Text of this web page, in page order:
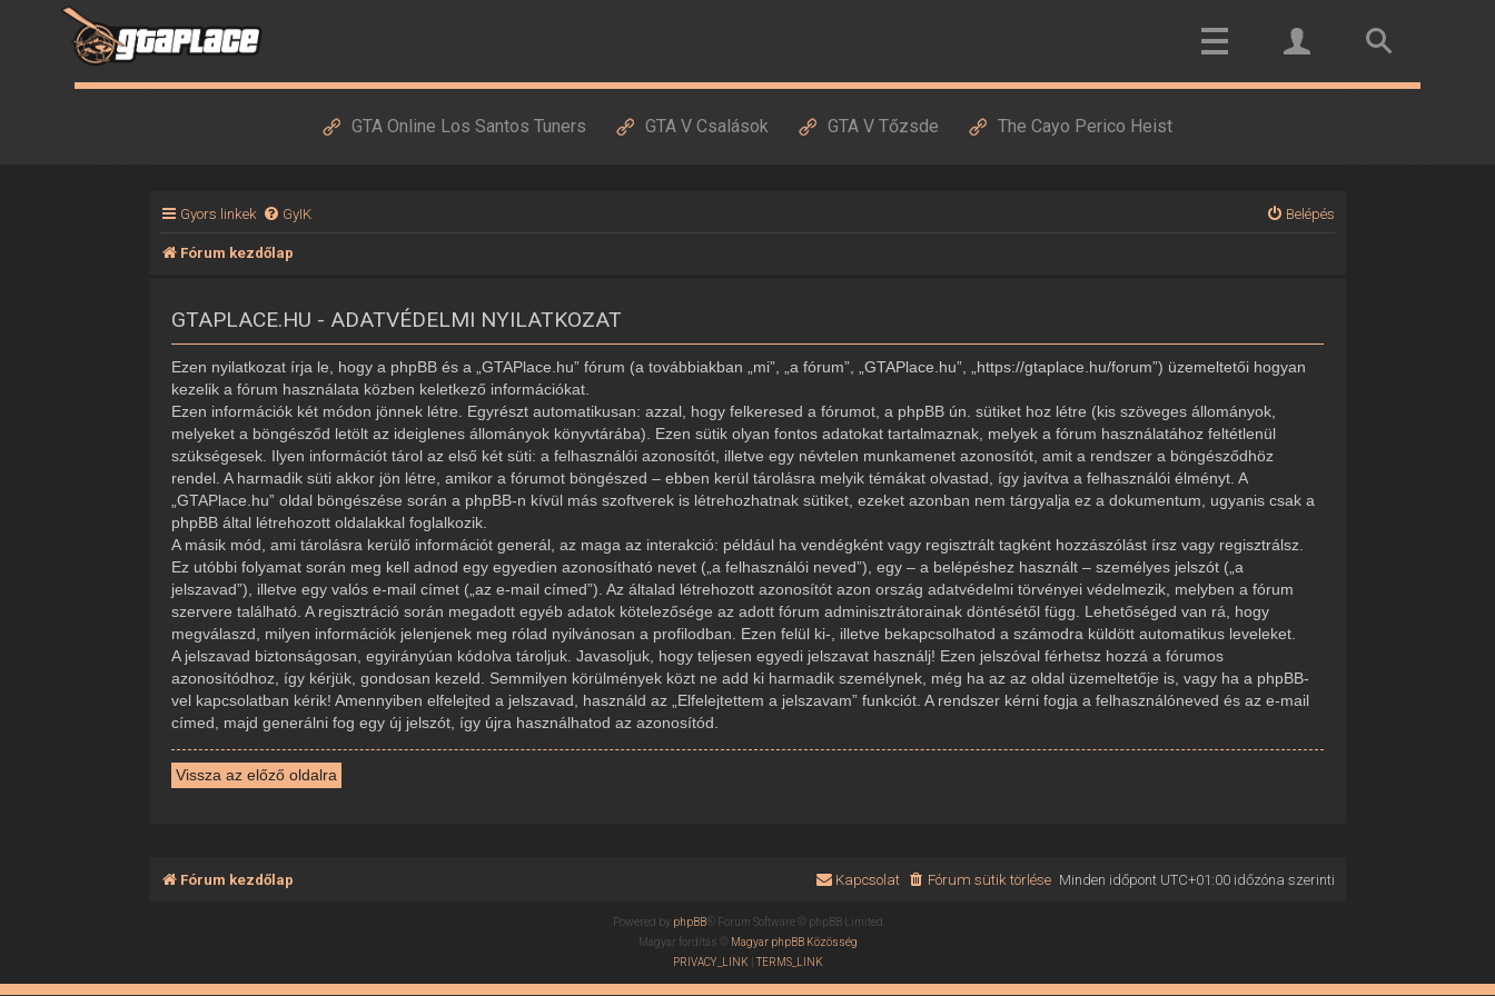
GTA Online Los Santos Tuners GTA V Csalások GTA V Tőzsde The Cayo Perico Heist
Gyors linkek GyIK Belépés
Fórum kezdőlap
GTAPLACE.HU - ADATVÉDELMI NYILATKOZAT
Ezen nyilatkozat írja le, hogy a phpBB és a „GTAPlace.hu” fórum (a továbbiakban „mi”, „a fórum”, „GTAPlace.hu”, „https://gtaplace.hu/forum”) üzemeltetői hogyan
kezelik a fórum használata közben keletkező információkat.
Ezen információk két módon jönnek létre. Egyrészt automatikusan: azzal, hogy felkeresed a fórumot, a phpBB ún. sütiket hoz létre (kis szöveges állományok,
melyeket a böngésződ letölt az ideiglenes állományok könyvtárába). Ezen sütik olyan fontos adatokat tartalmaznak, melyek a fórum használatához feltétlenül
szükségesek. Ilyen információt tárol az első két süti: a felhasználói azonosítót, illetve egy névtelen munkamenet azonosítót, amit a rendszer a böngésződhöz
rendel. A harmadik süti akkor jön létre, amikor a fórumot böngészed – ebben kerül tárolásra melyik témákat olvastad, így javítva a felhasználói élményt. A
„GTAPlace.hu” oldal böngészése során a phpBB-n kívül más szoftverek is létrehozhatnak sütiket, ezeket azonban nem tárgyalja ez a dokumentum, ugyanis csak a
phpBB által létrehozott oldalakkal foglalkozik.
A másik mód, ami tárolásra kerülő információt generál, az maga az interakció: például ha vendégként vagy regisztrált tagként hozzászólást írsz vagy regisztrálsz.
Ez utóbbi folyamat során meg kell adnod egy egyedien azonosítható nevet („a felhasználói neved”), egy – a belépéshez használt – személyes jelszót („a
jelszavad”), illetve egy valós e-mail címet („az e-mail címed”). Az általad létrehozott azonosítót azon ország adatvédelmi törvényei védelmezik, melyben a fórum
szervere található. A regisztráció során megadott egyéb adatok kötelezősége az adott fórum adminisztrátorainak döntésétől függ. Lehetőséged van rá, hogy
megválaszd, milyen információk jelenjenek meg rólad nyilvánosan a profilodban. Ezen felül ki-, illetve bekapcsolhatod a számodra küldött automatikus leveleket.
A jelszavad biztonságosan, egyirányúan kódolva tároljuk. Javasoljuk, hogy teljesen egyedi jelszavat használj! Ezen jelszóval férhetsz hozzá a fórumos
azonosítódhoz, így kérjük, gondosan kezeld. Semmilyen körülmények közt ne add ki harmadik személynek, még ha az az oldal üzemeltetője is, vagy ha a phpBB-
vel kapcsolatban kérik! Amennyiben elfelejted a jelszavad, használd az „Elfelejtettem a jelszavam” funkciót. A rendszer kérni fogja a felhasználóneved és az e-mail
címed, majd generálni fog egy új jelszót, így újra használhatod az azonosítód.
Vissza az előző oldalra
Fórum kezdőlap Minden időpont UTC+01:00időzóna szerinti
Fórum sütik törlése
Kapcsolat
Powered by phpBB® Forum Software © phpBB Limited
Magyar fordítás © Magyar phpBB Közösség
PRIVACY_LINK |TERMS_LINK